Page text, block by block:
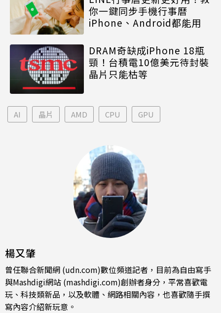
你一鍵同步手機行事曆
iPhone、Android都能用
DRAM奇缺成iPhone 18瓶
頸！台積電10億美元待封裝
晶片只能枯等
AI 晶片 AMD CPU GPU
楊又肇
曾任聯合新聞網 (udn.com)數位頻道記者，目前為自由寫手
與Mashdigi網站 (mashdigi.com)創辦者身分，平常喜歡電
玩、科技類新品，以及軟體、網路相關內容，也喜歡隨手撰
寫內容介紹新玩意。